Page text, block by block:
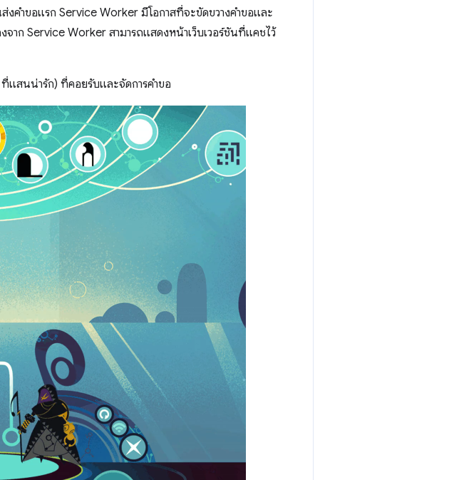
คำขอแรก Service Worker มีโอกาสที่จะขัดขวางคำขอและ
าก Service Worker สามารถแสดงหน้าเว็บเวอร์ชันที่แคชไว้
แสนน่ารัก) ที่คอยรับและจัดการคําขอ